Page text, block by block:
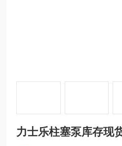
力士乐柱塞泵库存现